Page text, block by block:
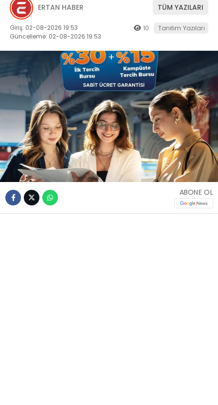
ERTAN HABER TÜM YAZILARI
Giriş: 02-08-2026 19:53
Güncelleme: 02-08-2026 19:53
10 Tanıtım Yazıları
ABONE OL